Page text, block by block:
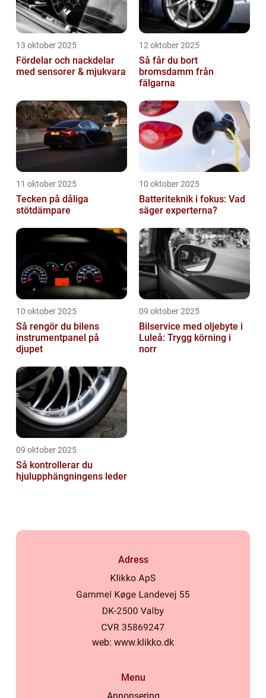
13 oktober 2025
Fördelar och nackdelar
med sensorer & mjukvara
12 oktober 2025
Så får du bort
bromsdamm från
fälgarna
11 oktober 2025
Tecken på dåliga
stötdämpare
10 oktober 2025
Batteriteknik i fokus: Vad
säger experterna?
10 oktober 2025
Så rengör du bilens
instrumentpanel på
djupet
09 oktober 2025
Bilservice med oljebyte i
Luleå: Trygg körning i
norr
09 oktober 2025
Så kontrollerar du
hjulupphängningens leder
Adress
web: www.klikko.dk
Menu